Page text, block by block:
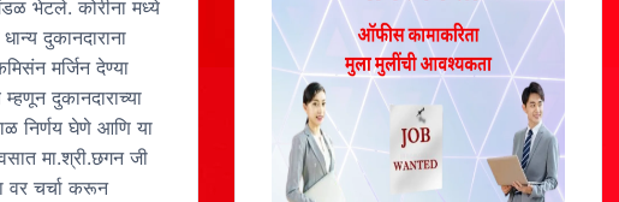
भेटले. कोरीना मध्ये
दुकानदाराना
मर्जिन देण्या
दुकानदाराच्या
निर्णय घेणे आणि या
मा.श्री.छगन जी
वर चर्चा करून